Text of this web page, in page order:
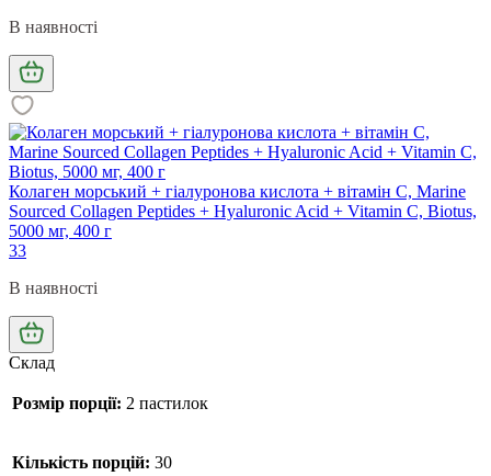
В наявності
Колаген морський + гіалуронова кислота + вітамін С, Marine
Sourced Collagen Peptidеs + Hyaluronic Acid + Vitamin C, Biotus,
5000 мг, 400 г
33
В наявності
Склад
Розмір порції: 2 пастилок
Кількість порцій: 30